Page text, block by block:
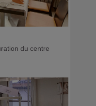
du centre